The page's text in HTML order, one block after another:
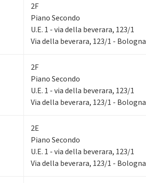
2F
Piano Secondo
U.E. 1 - via della beverara, 123/1
Via della beverara, 123/1 - Bologna
2F
Piano Secondo
U.E. 1 - via della beverara, 123/1
Via della beverara, 123/1 - Bologna
2E
Piano Secondo
U.E. 1 - via della beverara, 123/1
Via della beverara, 123/1 - Bologna